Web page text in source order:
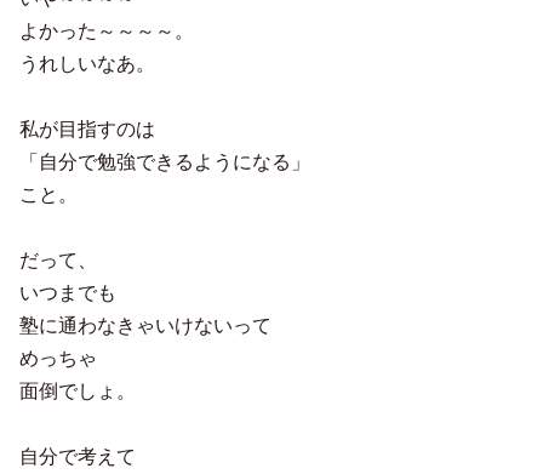
よかった～～～～。
うれしいなあ。
私が目指すのは
「自分で勉強できるようになる」
こと。
だって、
いつまでも
塾に通わなきゃいけないって
めっちゃ
面倒でしょ。
自分で考えて